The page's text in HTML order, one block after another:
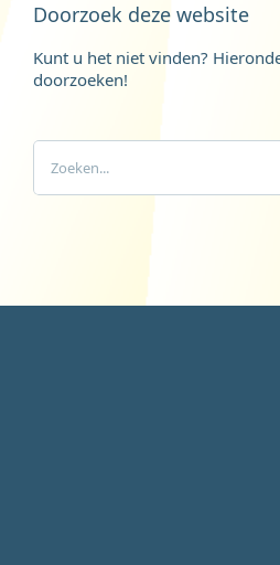
Doorzoek deze website
Kunt u het niet vinden?
doorzoeken!
Zoeken
naar: